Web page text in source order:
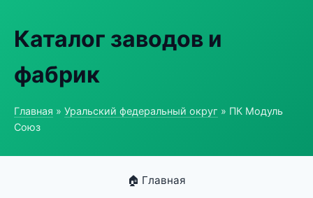
Каталог заводов и
фабрик
Главная » Уральский федеральный округ » ПК Модуль
Союз
🏠 Главная